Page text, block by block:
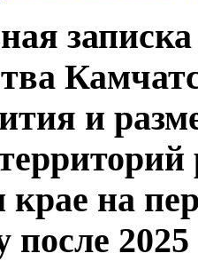
и
на
после 2025